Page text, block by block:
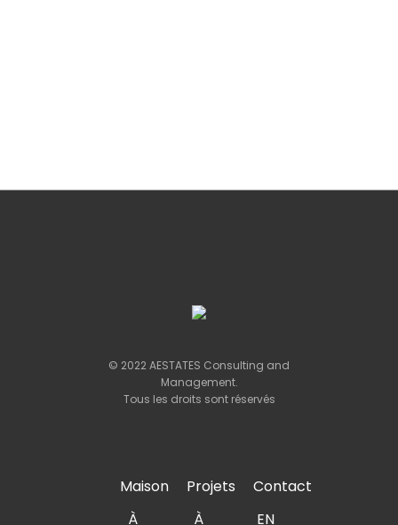
© 2022 AESTATES Consulting and
Management.
Tous les droits sont réservés
Maison
À
Projets
À
Contact
EN